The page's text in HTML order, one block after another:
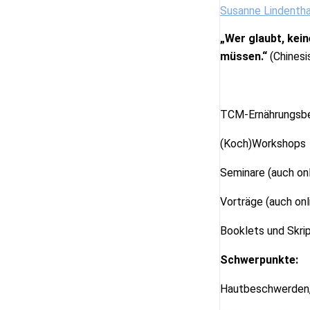
Susanne
„Wer glaubt,
müssen.“
TCM-
(Koch)Workshops
Seminare (auch
Vorträge (auch
Booklets und
Schwerpunkte: